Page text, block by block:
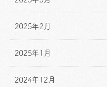
2025年2月
2025年1月
2024年12月